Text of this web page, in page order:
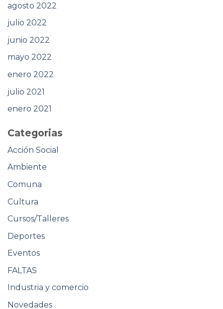
agosto 2022
julio 2022
junio 2022
mayo 2022
enero 2022
julio 2021
enero 2021
Categorias
Acción Social
Ambiente
Comuna
Cultura
Cursos/Talleres
Deportes
Eventos
FALTAS
Industria y comercio
Novedades